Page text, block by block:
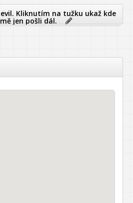
Kliknutím na tužku ukaž kde
jen pošli dál.